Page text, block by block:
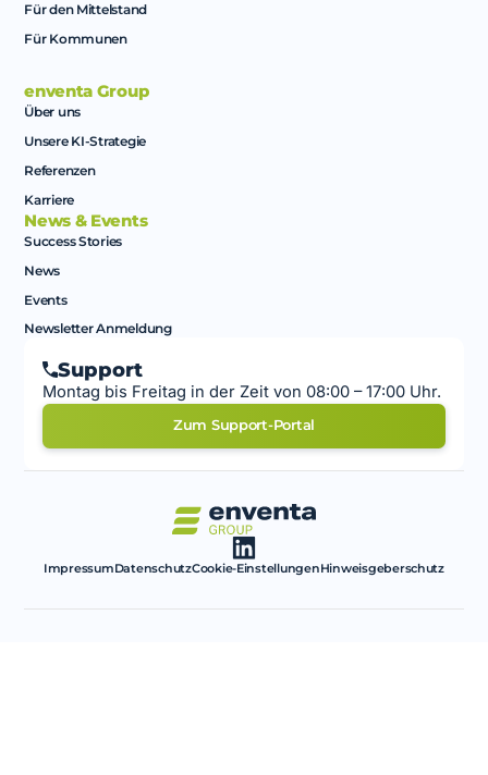
Für den Mittelstand
Für Kommunen
enventa Group
Über uns
Unsere KI-Strategie
Referenzen
Karriere
News & Events
Success Stories
News
Events
Newsletter Anmeldung
Support
Montag bis Freitag in der Zeit von 08:00 – 17:00 Uhr.
Zum Support-Portal
ImpressumDatenschutzCookie-EinstellungenHinweisgeberschutz